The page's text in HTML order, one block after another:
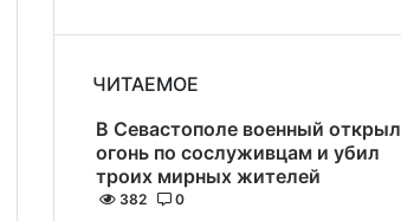
ЧИТАЕМОЕ
В Севастополе военный открыл
огонь по сослуживцам и убил
троих мирных жителей
382 0